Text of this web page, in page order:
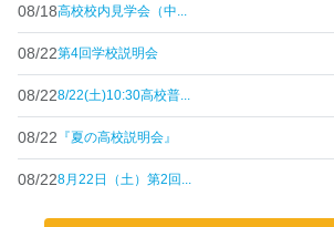
08/18高校校内見学会（中...
08/22第4回学校説明会
08/228/22(土)10:30高校普...
08/22 『夏の高校説明会』
08/228月22日（土）第2回...